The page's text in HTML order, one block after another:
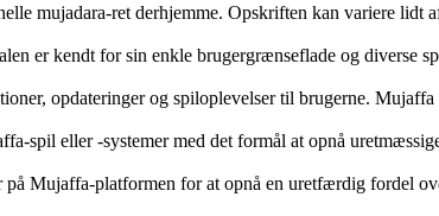
mujadara-ret derhjemme. Opskriften kan variere lidt
er kendt for sin enkle brugergrænseflade og diverse
opdateringer og spiloplevelser til brugerne. Mujaffa
eller -systemer med det formål at opnå
Mujaffa-platformen for at opnå en uretfærdig fordel